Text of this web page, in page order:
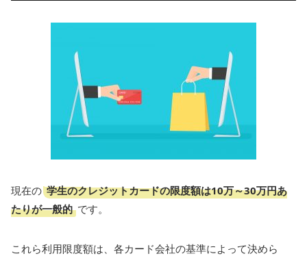
現在の 学生のクレジットカードの限度額は10万～30万円あ
たりが一般的 です。
これら利用限度額は、各カード会社の基準によって決めら